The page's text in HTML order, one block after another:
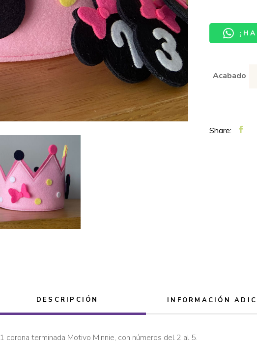
Acabado
Share:
DESCRIPCIÓN INFORMACIÓN
1 corona terminada Motivo Minnie, con números del 2 al 5.